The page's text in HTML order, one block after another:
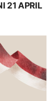
21 APRIL